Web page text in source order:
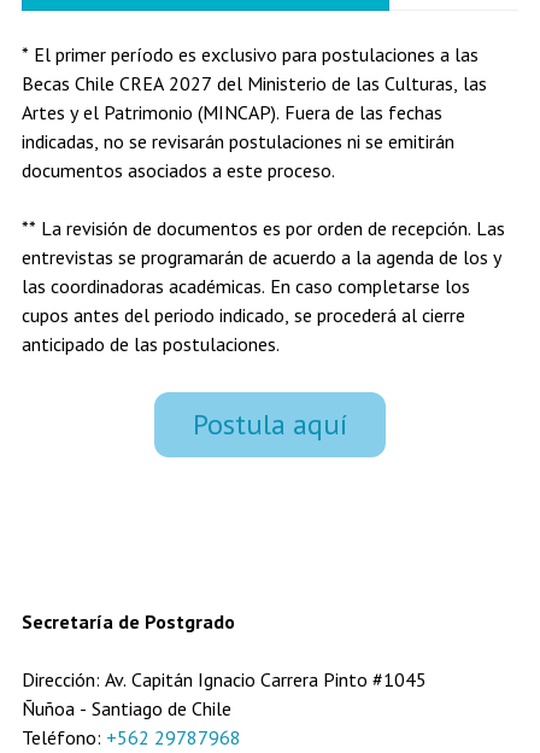
* El primer período es exclusivo para postulaciones a las
Becas Chile CREA 2027 del Ministerio de las Culturas, las
Artes y el Patrimonio (MINCAP). Fuera de las fechas
indicadas, no se revisarán postulaciones ni se emitirán
documentos asociados a este proceso.
** La revisión de documentos es por orden de recepción. Las
entrevistas se programarán de acuerdo a la agenda de los y
las coordinadoras académicas. En caso completarse los
cupos antes del periodo indicado, se procederá al cierre
anticipado de las postulaciones.
Postula aquí
Secretaría de Postgrado
Dirección: Av. Capitán Ignacio Carrera Pinto #1045
Ñuñoa - Santiago de Chile
Teléfono: +562 29787968